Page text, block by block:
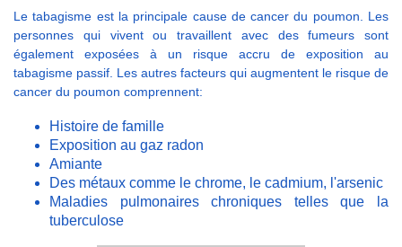
Le tabagisme est la principale cause de cancer du poumon. Les
personnes qui vivent ou travaillent avec des fumeurs sont
également exposées à un risque accru de exposition au
tabagisme passif. Les autres facteurs qui augmentent le risque de
cancer du poumon comprennent:
Histoire de famille
Exposition au gaz radon
Amiante
Des métaux comme le chrome, le cadmium, l'arsenic
Maladies pulmonaires chroniques telles que la
tuberculose